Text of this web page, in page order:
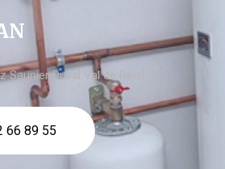
Saunier Duval Val de Reuil
66 89 55